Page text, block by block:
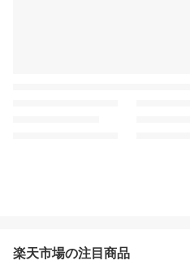
楽天市場の注目商品